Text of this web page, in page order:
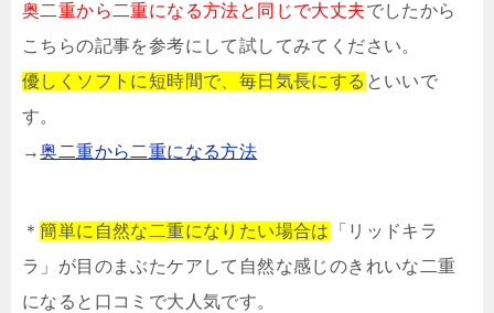
奥二重から二重になる方法と同じで大丈夫でしたから
こちらの記事を参考にして試してみてください。
優しくソフトに短時間で、毎日気長にする といいで
す。
→奥二重から二重になる方法
＊簡単に自然な二重になりたい場合は
「リッドキラ
ラ」が目のまぶたケアして自然な感じのきれいな二重
になると口コミで大人気です。